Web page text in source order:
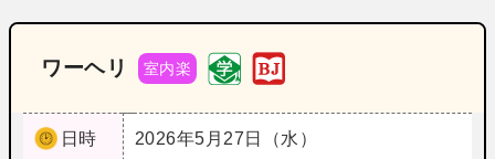
ワーヘリ 室内楽
日時
2026年5月27日（水）